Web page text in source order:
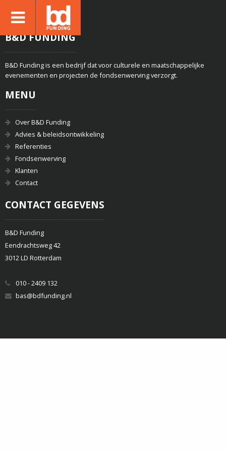
B&D FUNDING
B&D Funding is een bedrijf dat voor culturele en maatschappelijke
evenementen en projecten de fondsenwerving verzorgt.
MENU
Over B&D Funding
Advies & beleidsontwikkeling
Referenties
Fondsenwerving
Klanten
Contact
CONTACT GEGEVENS
B&D Funding
Eendrachtsweg 42
3012 LD Rotterdam
010 - 2409 132
bas@bdfunding.nl